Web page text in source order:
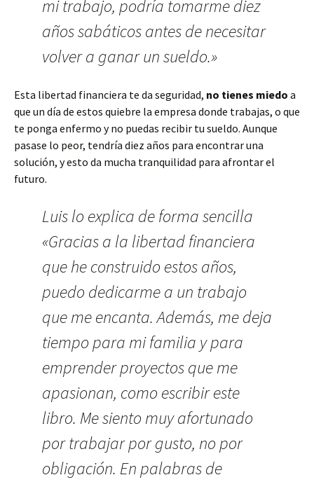
mi trabajo, podría tomarme diez
años sabáticos antes de necesitar
volver a ganar un sueldo.»
Esta libertad financiera te da seguridad, no tienes miedo a
que un día de estos quiebre la empresa donde trabajas, o que
te ponga enfermo y no puedas recibir tu sueldo. Aunque
pasase lo peor, tendría diez años para encontrar una
solución, y esto da mucha tranquilidad para afrontar el
futuro.
Luis lo explica de forma sencilla
«Gracias a la libertad financiera
que he construido estos años,
puedo dedicarme a un trabajo
que me encanta. Además, me deja
tiempo para mi familia y para
emprender proyectos que me
apasionan, como escribir este
libro. Me siento muy afortunado
por trabajar por gusto, no por
obligación. En palabras de